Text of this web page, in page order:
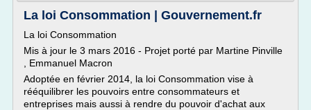
La loi Consommation | Gouvernement.fr
La loi Consommation
Mis à jour le 3 mars 2016 - Projet porté par Martine Pinville
, Emmanuel Macron
Adoptée en février 2014, la loi Consommation vise à
rééquilibrer les pouvoirs entre consommateurs et
entreprises mais aussi à rendre du pouvoir d'achat aux